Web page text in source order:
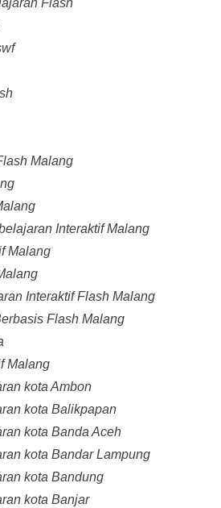
Flash
Malang
Interaktif Malang
Malang
Interaktif Flash Malang
Flash Malang
Malang
kota Ambon
kota Balikpapan
kota Banda Aceh
kota Bandar Lampung
kota Bandung
kota Banjar